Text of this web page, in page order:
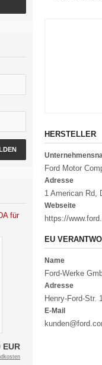
HERSTELLER
Ford Motor
Adresse
1 American Rd,
Webseite
https://
EU
Name
Ford-Werke
Adresse
Henry-Ford-Str.
E-Mail
für
EUR